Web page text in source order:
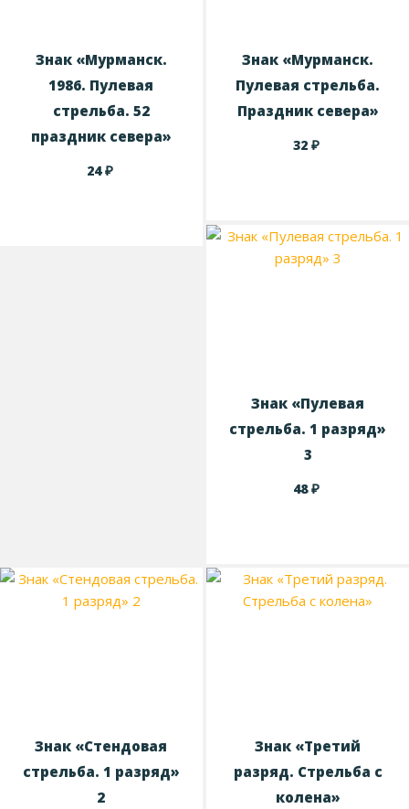
Знак «Мурманск.
1986. Пулевая
стрельба. 52
праздник севера»
24₽
Знак «Мурманск.
Пулевая стрельба.
Праздник севера»
32₽
Знак «Пулевая
стрельба. 1 разряд»
3
48₽
Знак «Стендовая
стрельба. 1 разряд»
2
Знак «Третий
разряд. Стрельба с
колена»